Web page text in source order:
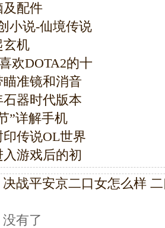
及配件
小说-仙境传说
玄机
欢DOTA2的十
瞄准镜和消音
石器时代版本
”详解手机
传说OL世界
入游戏后的初
决战平安京二口女怎么样
有了